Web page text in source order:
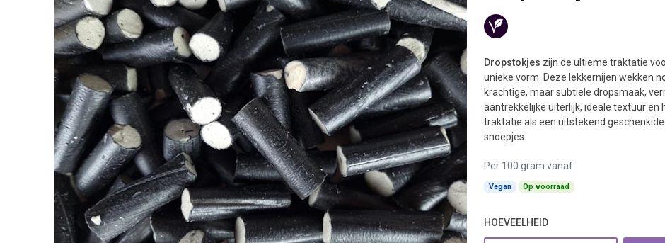
Dropstokjes zijn de ultieme traktatie
unieke vorm. Deze lekkernijen wekken
krachtige, maar subtiele dropsmaak,
aantrekkelijke uiterlijk, ideale textuur
traktatie als een uitstekend
snoepjes.
Per 100 gram vanaf
Vegan Op voorraad
HOEVEELHEID